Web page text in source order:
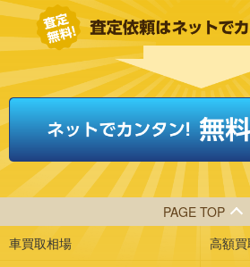
PAGE TOP
車買取相場
高額